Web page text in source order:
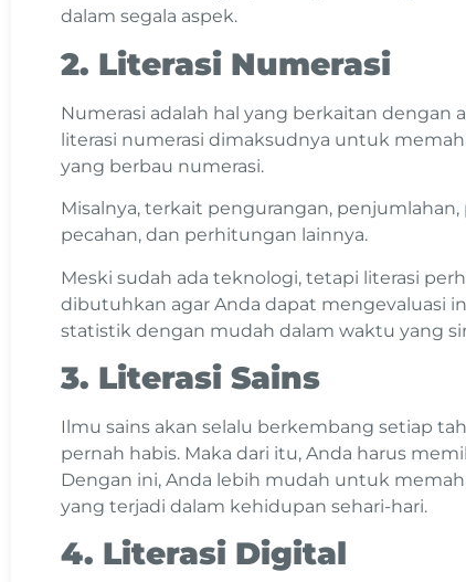
dalam segala aspek.
2. Literasi Numerasi
Numerasi adalah hal yang berkaitan dengan
literasi numerasi dimaksudnya untuk
yang berbau numerasi.
Misalnya, terkait pengurangan,
pecahan, dan perhitungan lainnya.
Meski sudah ada teknologi, tetapi literasi
dibutuhkan agar Anda dapat mengevaluasi
statistik dengan mudah dalam waktu yang
3. Literasi Sains
Ilmu sains akan selalu berkembang setiap
pernah habis. Maka dari itu, Anda harus
Dengan ini, Anda lebih mudah untuk
yang terjadi dalam kehidupan sehari-hari.
4. Literasi Digital